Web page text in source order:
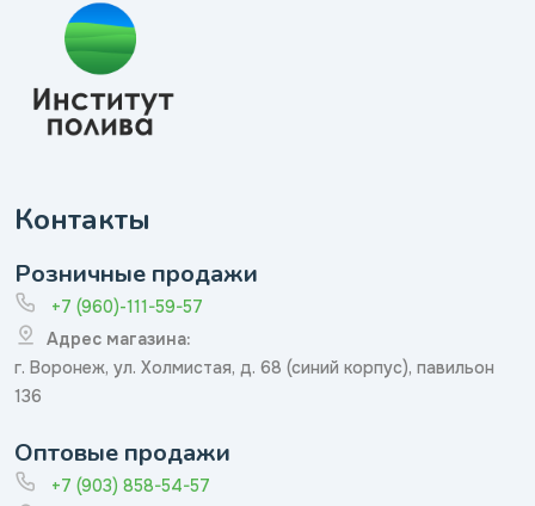
Контакты
Розничные продажи
+7 (960)-111-59-57
Адрес магазина:
г. Воронеж, ул. Холмистая, д. 68 (синий корпус), павильон
136
Оптовые продажи
+7 (903) 858-54-57